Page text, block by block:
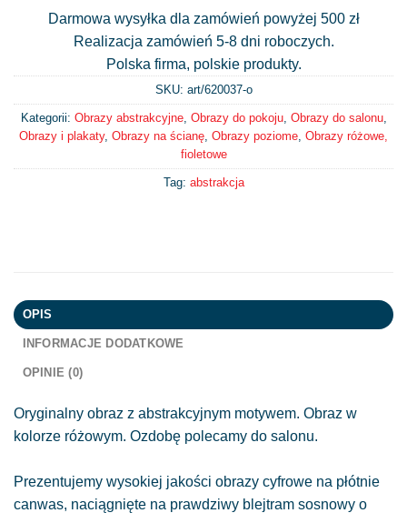
Darmowa wysyłka dla zamówień powyżej 500 zł
Realizacja zamówień 5-8 dni roboczych.
Polska firma, polskie produkty.
SKU: art/620037-o
Kategorii: Obrazy abstrakcyjne, Obrazy do pokoju, Obrazy do salonu,
Obrazy i plakaty, Obrazy na ścianę Obrazy poziome Obrazy różowe,
fioletowe
Tag: abstrakcja
OPIS
INFORMACJE DODATKOWE
OPINIE (0)
Oryginalny obraz z abstrakcyjnym motywem. Obraz w
kolorze różowym. Ozdobę polecamy do salonu.
Prezentujemy wysokiej jakości obrazy cyfrowe na płótnie
canwas, naciągnięte na prawdziwy blejtram sosnowy o